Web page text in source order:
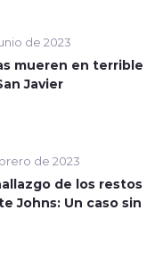
de 2023
mueren en terrible
Javier
de 2023
de los restos
Johns: Un caso sin